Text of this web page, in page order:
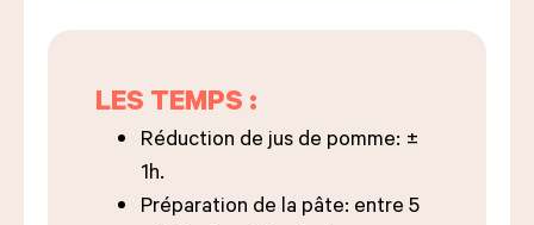
LES TEMPS :
Réduction de jus de pomme: ±
1h.
Préparation de la pâte: entre 5